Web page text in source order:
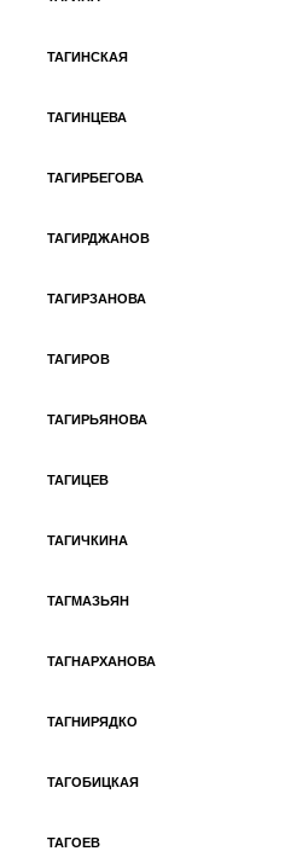
ТАГИНСКАЯ
ТАГИНЦЕВА
ТАГИРБЕГОВА
ТАГИРДЖАНОВ
ТАГИРЗАНОВА
ТАГИРОВ
ТАГИРЬЯНОВА
ТАГИЦЕВ
ТАГИЧКИНА
ТАГМАЗЬЯН
ТАГНАРХАНОВА
ТАГНИРЯДКО
ТАГОБИЦКАЯ
ТАГОЕВ